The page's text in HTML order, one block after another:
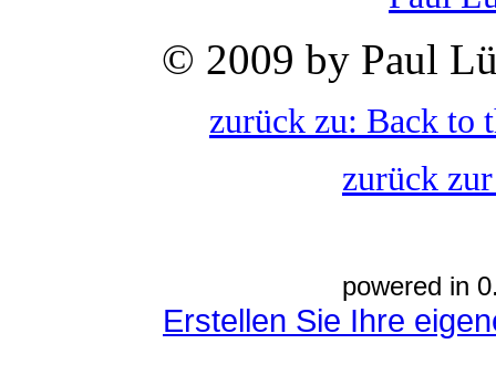
© 2009 by Paul
zurück zu: Back to
zurück
powered in
Erstellen Sie Ihre